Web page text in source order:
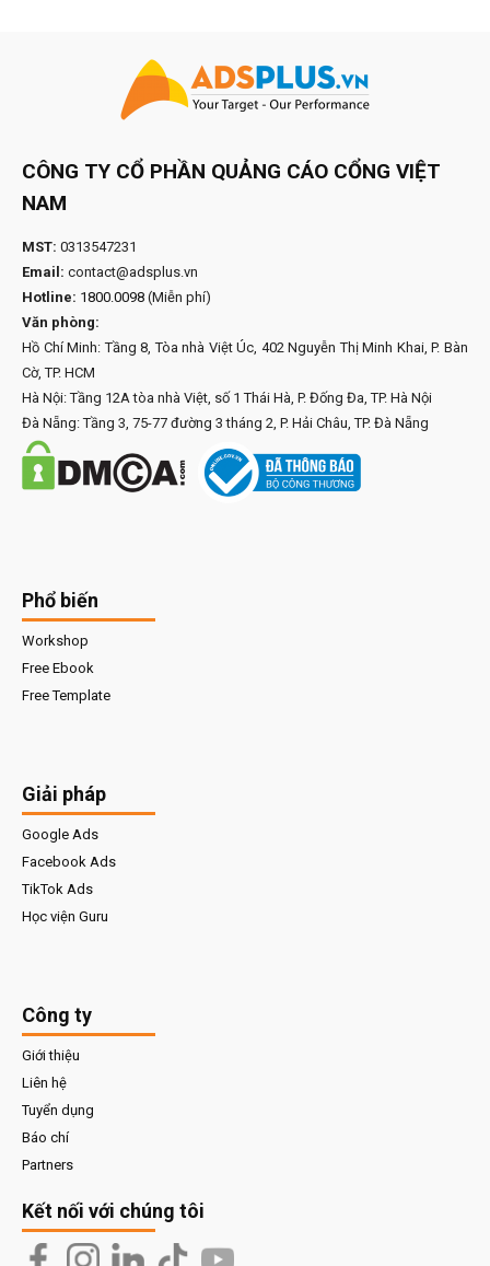
CÔNG TY CỔ PHẦN QUẢNG CÁO CỔNG VIỆT
NAM
MST: 0313547231
Email: contact@adsplus.vn
Hotline: 1800.0098 (Miễn phí)
Văn phòng:
Hồ Chí Minh: Tầng 8, Tòa nhà Việt Úc, 402 Nguyễn Thị Minh Khai, P. Bàn
Cờ, TP. HCM
Hà Nội: Tầng 12A tòa nhà Việt, số 1 Thái Hà, P. Đống Đa, TP. Hà Nội
Đà Nẵng: Tầng 3, 75-77 đường 3 tháng 2, P. Hải Châu, TP. Đà Nẵng
Phổ biến
Workshop
Free Ebook
Free Template
Giải pháp
Google Ads
Facebook Ads
TikTok Ads
Học viện Guru
Công ty
Giới thiệu
Liên hệ
Tuyển dụng
Báo chí
Partners
Kết nối với chúng tôi